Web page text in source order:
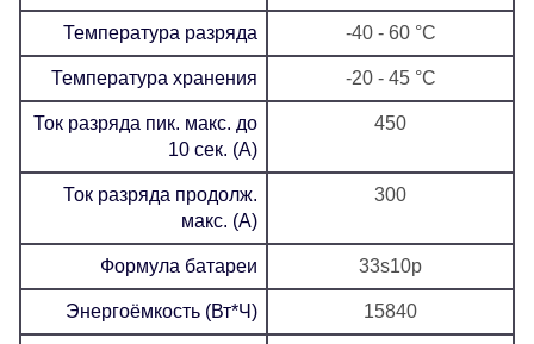
Температура разряда -40 - 60 °C
Температура хранения -20 - 45 °C
Ток разряда пик. макс. до
10 сек. (А)
450
Ток разряда продолж.
макс. (А)
300
Формула батареи 33s10p
Энергоёмкость (Вт*Ч) 15840